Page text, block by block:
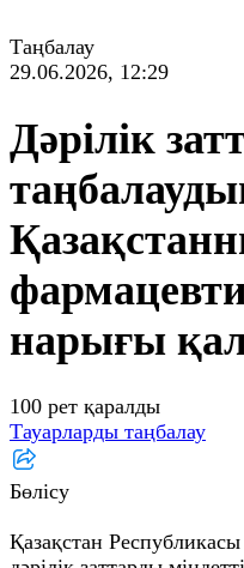
Таңбалау
29.06.2026, 12:29
Дәрілік
нарығы
100 рет қаралды
Тауарларды таңбалау
Бөлісу
Қазақстан